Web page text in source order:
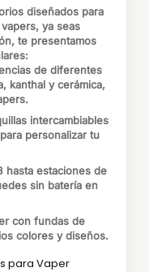
diseñados para
ya seas
te presentamos
de diferentes
kanthal y cerámica,
intercambiables
personalizar tu
hasta estaciones de
sin batería en
con fundas de
colores y diseños.
para Vaper